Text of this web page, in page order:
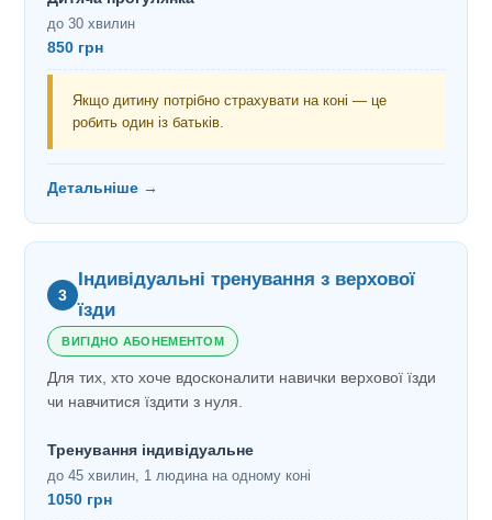
до 30 хвилин
850 грн
Якщо дитину потрібно страхувати на коні — це
робить один із батьків.
Детальніше →
3
Індивідуальні тренування з верхової
їзди
ВИГІДНО АБОНЕМЕНТОМ
Для тих, хто хоче вдосконалити навички верхової їзди
чи навчитися їздити з нуля.
Тренування індивідуальне
до 45 хвилин, 1 людина на одному коні
1050 грн